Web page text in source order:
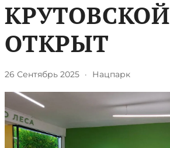
КРУТОВСКОЙ
ОТКРЫТ
26 Сентябрь 2025 · Нацпарк